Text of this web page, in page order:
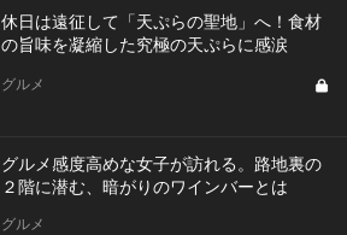
休日は遠征して「天ぷらの聖地」へ！食材
の旨味を凝縮した究極の天ぷらに感涙
グルメ
グルメ感度高めな女子が訪れる。路地裏の
２階に潜む、暗がりのワインバーとは
グルメ